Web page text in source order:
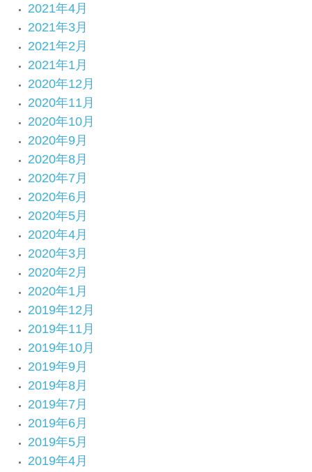
2021年4月
2021年3月
2021年2月
2021年1月
2020年12月
2020年11月
2020年10月
2020年9月
2020年8月
2020年7月
2020年6月
2020年5月
2020年4月
2020年3月
2020年2月
2020年1月
2019年12月
2019年11月
2019年10月
2019年9月
2019年8月
2019年7月
2019年6月
2019年5月
2019年4月